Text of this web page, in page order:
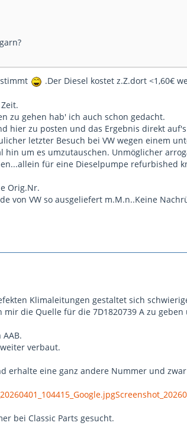
.Der Diesel kostet z.Z.dort <1,60€
zu gehen hab' ich auch schon gedacht.
hier zu posten und das Ergebnis direkt
letzter Besuch bei VW wegen einem
hin um es umzutauschen. Unmöglicher
für eine Dieselpumpe
Orig.Nr.
von VW so ausgeliefert m.M.n..Keine
Klimaleitungen gestaltet sich
mir die Quelle für die 7D1820739 A zu
verbaut.
erhalte eine ganz andere Nummer und zwar
bei Classic Parts gesucht.